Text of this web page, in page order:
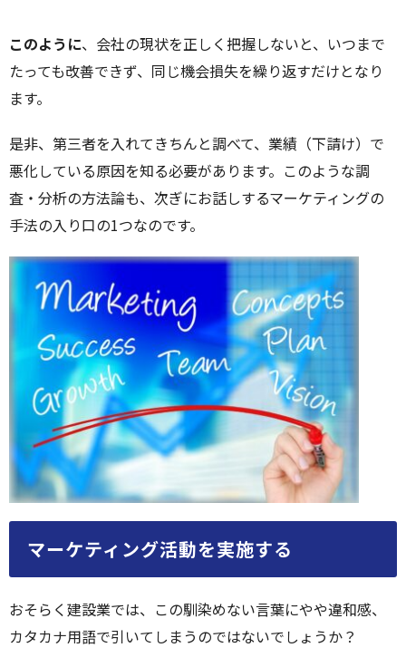
このように、会社の現状を正しく把握しないと、いつまで
たっても改善できず、同じ機会損失を繰り返すだけとなり
ます。
是非、第三者を入れてきちんと調べて、業績（下請け）で
悪化している原因を知る必要があります。このような調
査・分析の方法論も、次ぎにお話しするマーケティングの
手法の入り口の1つなのです。
マーケティング活動を実施する
おそらく建設業では、この馴染めない言葉にやや違和感、
カタカナ用語で引いてしまうのではないでしょうか？